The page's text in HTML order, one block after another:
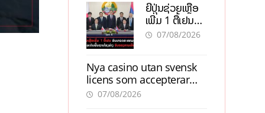
ສາກົນ, ຫັນສູ່ດິຈິ
ຕອນ
ຍີ່ປຸ່ນຊ່ວຍເຫຼືອ
ເພີ່ມ 1 ຕື້ເຢນ
ອັບເກຣດ
ເຕີບໂຕ
07/08/2026
Nya casino utan svensk
licens som accepterar
Swish: En jämförelse
07/08/2026